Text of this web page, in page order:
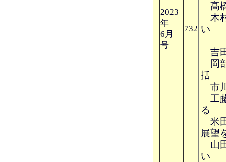
2023
年
6月
号
732
髙
木
い」
吉
岡
括」
市
工
る」
米
展望
山
い」